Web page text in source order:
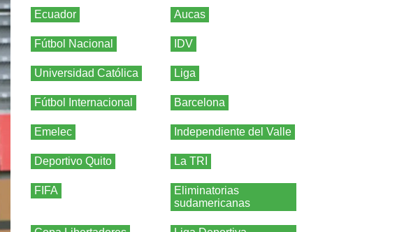
Ecuador Aucas
Fútbol Nacional IDV
Universidad Católica Liga
Fútbol Internacional Barcelona
Emelec Independiente del Valle
Deportivo Quito La TRI
FIFA
Eliminatorias
sudamericanas